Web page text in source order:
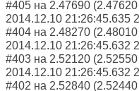
#405 на 2.47690
2014.12.10 21:26:45.635
#404 на 2.48270
2014.12.10 21:26:45.632
#403 на 2.52120
2014.12.10 21:26:45.632
#402 на 2.52840